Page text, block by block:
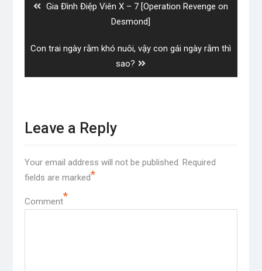
Previous
Gia Đình Điệp Viên X – 7 [Operation Revenge on
Desmond]
Next
Con trai ngày rằm khó nuôi, vậy con gái ngày rằm thì
sao?
Leave a Reply
Your email address will not be published. Required
fields are marked*
Comment*